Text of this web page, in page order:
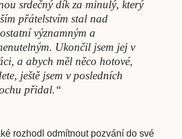
srdečný dík za minulý, který
přátelstvím stal nad
významným a
Ukončil jsem jej v
a abych měl něco hotové,
ještě jsem v posledních
přidal.“
rozhodl odmítnout pozvání do své